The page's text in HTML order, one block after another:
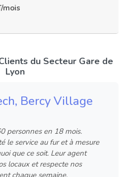
mois
du Secteur Gare de
Lyon
Bercy Village
personnes en 18 mois.
le service au fur et à mesure
que ce soit. Leur agent
locaux et respecte nos
chaque semaine.